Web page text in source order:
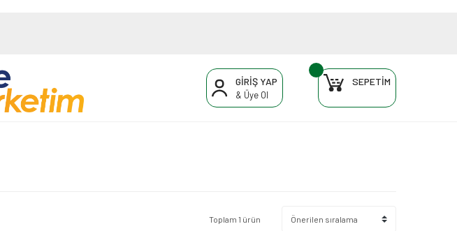
GİRİŞ YAP
& Üye Ol
SEPETİM
Toplam 1 ürün